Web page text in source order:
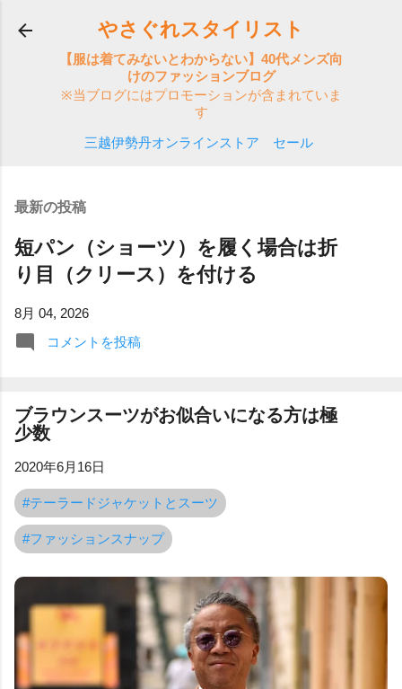
スキップしてメイン コンテンツに移動
やさぐれスタイリスト
【服は着てみないとわからない】40代メンズ向
けのファッションブログ
※当ブログにはプロモーションが含まれていま
す
三越伊勢丹オンラインストア セール
最新の投稿
短パン（ショーツ）を履く場合は折
り目（クリース）を付ける
8月 04, 2026
コメントを投稿
ブラウンスーツがお似合いになる方は極
少数
2020年6月16日
#テーラードジャケットとスーツ
#ファッションスナップ